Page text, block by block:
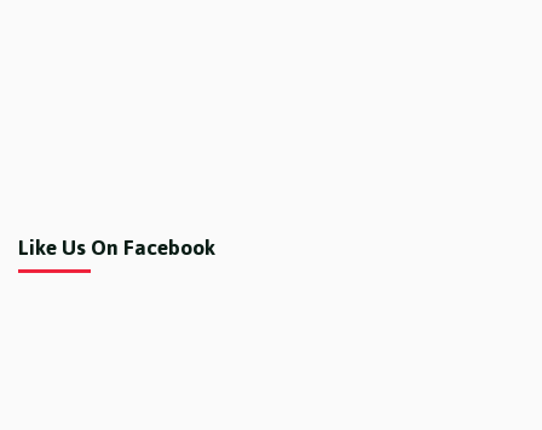
Like Us On Facebook